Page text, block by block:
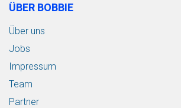
ÜBER BOBBIE
Über uns
Jobs
Impressum
Team
Partner